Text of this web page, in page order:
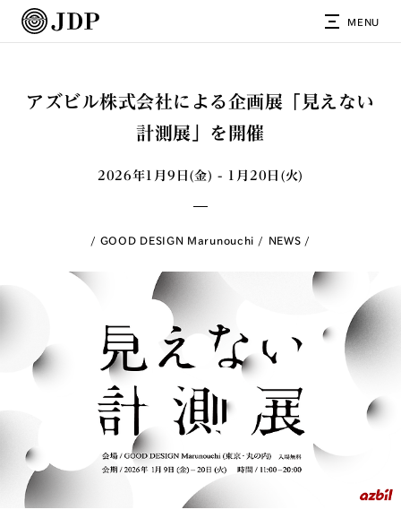
MENU
アズビル株式会社による企画展「見えない
計測展」を開催
2026年1月9日(金) - 1月20日(火)
GOOD DESIGN Marunouchi NEWS